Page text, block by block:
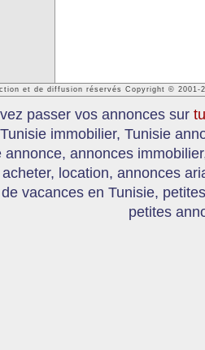
et de diffusion réservés Copyright © 2001-
passer vos annonces sur
immobilier, Tunisie
annonce, annonces
location, annonces
de vacances en Tunisie,
petites